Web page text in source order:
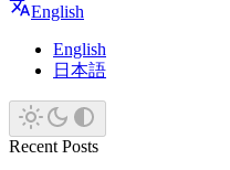
English
English
日本語
Recent Posts